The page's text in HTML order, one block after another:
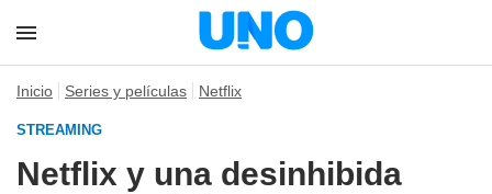
Inicio Series y películas Netflix
STREAMING
Netflix y una desinhibida